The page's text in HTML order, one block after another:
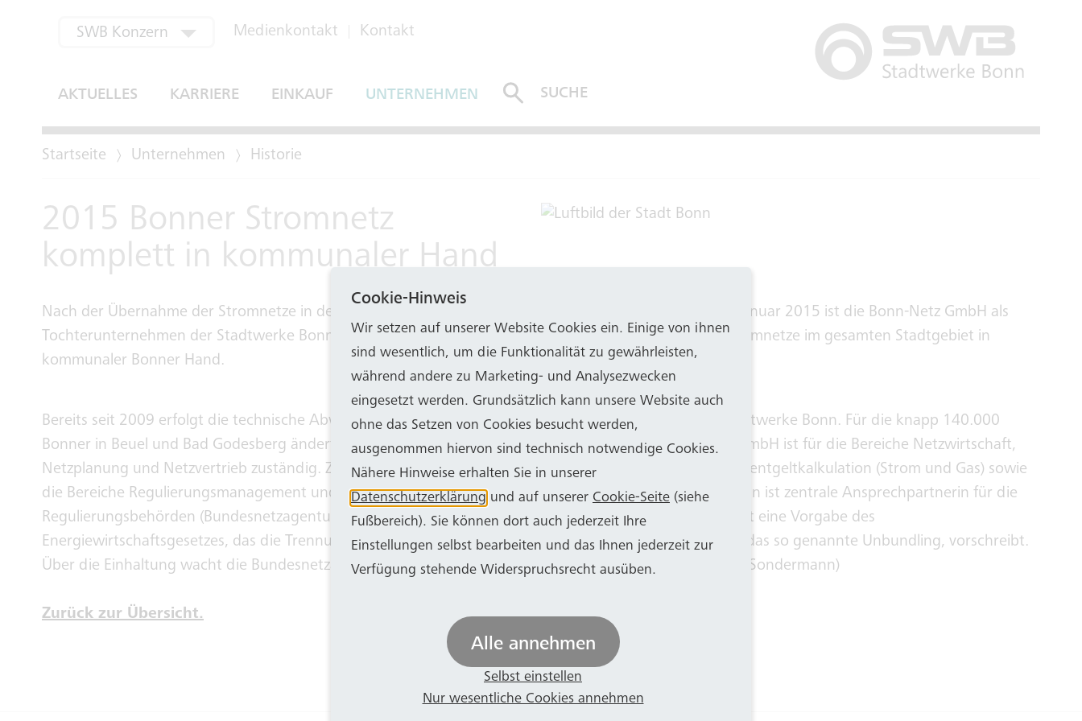
aktuell ausgewählt
SWB Konzern
SWB Regional
SWB Verwertung
Bonn-Netz
Medienkontakt Kontakt
AKTUELLES KARRIERE EINKAUF UNTERNEHMEN
SUCHE
Startseite Unternehmen Historie
2015 Bonner Stromnetz
komplett in kommunaler Hand
Nach der Übernahme der Stromnetze in den Stadtbezirken Beuel und Bad Godesberg von RWE zum 1. Januar 2015 ist die Bonn-Netz GmbH als
Tochterunternehmen der Stadtwerke Bonn alleiniger Netzbetreiber in Bonn. Damit befinden sich die Stromnetze im gesamten Stadtgebiet in
kommunaler Bonner Hand.
Bereits seit 2009 erfolgt die technische Abwicklung des Netzbetriebs im Auftrag von RWE durch die Stadtwerke Bonn. Für die knapp 140.000
Bonner in Beuel und Bad Godesberg ändert sich durch den neuen Netzbetreiber nichts. Die Bonn-Netz GmbH ist für die Bereiche Netzwirtschaft,
Netzplanung und Netzvertrieb zuständig. Zu den Kernaufgaben des Unternehmens zählen auch die Netzentgeltkalkulation (Strom und Gas) sowie
die Bereiche Regulierungsmanagement und Assetmanagement. Die Netzgesellschaft der Stadtwerke Bonn ist zentrale Ansprechpartnerin für die
Regulierungsbehörden (Bundesnetzagentur, Landesregulierungsbehörde NRW). Die Organisationsform ist eine Vorgabe des
Energiewirtschaftsgesetzes, das die Trennung der deutschen Strom- und Gasnetze vom Energievertrieb, das so genannte Unbundling, vorschreibt.
Über die Einhaltung wacht die Bundesnetzagentur, die ihren Sitz in Bonn hat. (Foto: Stadt Bonn/Michael Sondermann)
Zurück zur Übersicht.
Cookie-Hinweis
Wir setzen auf unserer Website Cookies ein. Einige von ihnen
sind wesentlich, um die Funktionalität zu gewährleisten,
während andere zu Marketing- und Analysezwecken
eingesetzt werden. Grundsätzlich kann unsere Website auch
ohne das Setzen von Cookies besucht werden,
ausgenommen hiervon sind technisch notwendige Cookies.
Nähere Hinweise erhalten Sie in unserer
Datenschutzerklärung und auf unserer Cookie-Seite (siehe
Fußbereich). Sie können dort auch jederzeit Ihre
Einstellungen selbst bearbeiten und das Ihnen jederzeit zur
Verfügung stehende Widerspruchsrecht ausüben.
Alle annehmen
Selbst einstellen
Nur wesentliche Cookies annehmen